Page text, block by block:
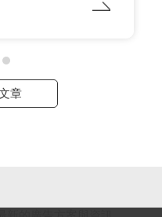
章